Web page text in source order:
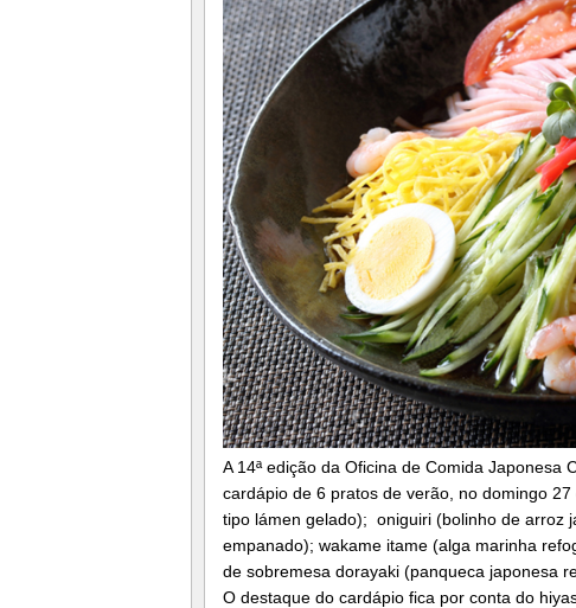
A 14ª edição da Oficina de Comida Japonesa
cardápio de 6 pratos de verão, no domingo
tipo lámen gelado); oniguiri (bolinho de arroz
empanado); wakame itame (alga marinha
de sobremesa dorayaki (panqueca japonesa
O destaque do cardápio fica por conta do